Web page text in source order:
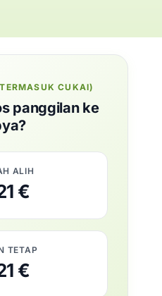
CUKAI)
panggilan ke
ALIH
€
TETAP
€